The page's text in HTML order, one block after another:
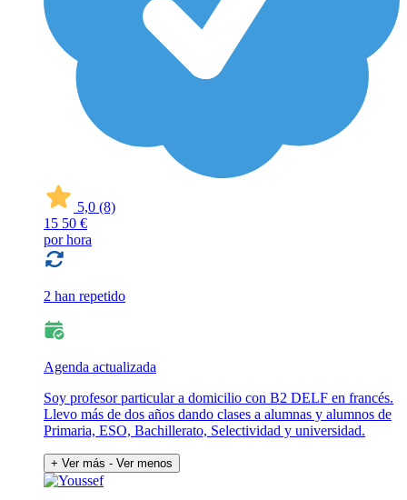
5,0 (8)
15 50 €
por hora
2 han repetido
Agenda actualizada
Soy profesor particular a domicilio con B2 DELF en francés.
Llevo más de dos años dando clases a alumnas y alumnos de
Primaria, ESO, Bachillerato, Selectividad y universidad.
+ Ver más - Ver menos